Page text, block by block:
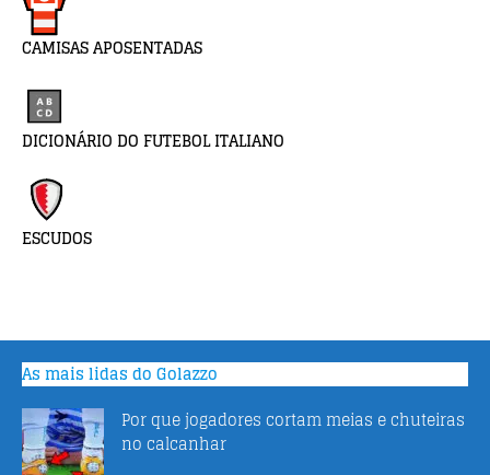
CAMISAS APOSENTADAS
DICIONÁRIO DO FUTEBOL ITALIANO
ESCUDOS
As mais lidas do Golazzo
Por que jogadores cortam meias e chuteiras
no calcanhar